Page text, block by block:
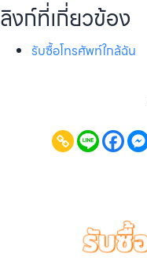
ลิงก์ที่เกี่ยวข้อง
รับซื้อโทรศัพท์ใกล้ฉัน